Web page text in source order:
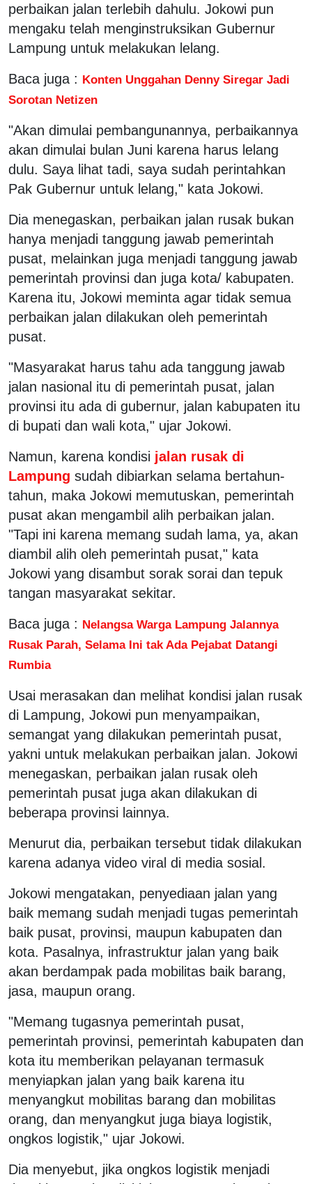
perbaikan jalan terlebih dahulu. Jokowi pun
mengaku telah menginstruksikan Gubernur
Lampung untuk melakukan lelang.
Baca juga : Konten Unggahan Denny Siregar Jadi
Sorotan Netizen
"Akan dimulai pembangunannya, perbaikannya
akan dimulai bulan Juni karena harus lelang
dulu. Saya lihat tadi, saya sudah perintahkan
Pak Gubernur untuk lelang," kata Jokowi.
Dia menegaskan, perbaikan jalan rusak bukan
hanya menjadi tanggung jawab pemerintah
pusat, melainkan juga menjadi tanggung jawab
pemerintah provinsi dan juga kota/ kabupaten.
Karena itu, Jokowi meminta agar tidak semua
perbaikan jalan dilakukan oleh pemerintah
pusat.
"Masyarakat harus tahu ada tanggung jawab
jalan nasional itu di pemerintah pusat, jalan
provinsi itu ada di gubernur, jalan kabupaten itu
di bupati dan wali kota," ujar Jokowi.
Namun, karena kondisi jalan rusak di
Lampung sudah dibiarkan selama bertahun-
tahun, maka Jokowi memutuskan, pemerintah
pusat akan mengambil alih perbaikan jalan.
"Tapi ini karena memang sudah lama, ya, akan
diambil alih oleh pemerintah pusat," kata
Jokowi yang disambut sorak sorai dan tepuk
tangan masyarakat sekitar.
Baca juga : Nelangsa Warga Lampung Jalannya
Rusak Parah, Selama Ini tak Ada Pejabat Datangi
Rumbia
Usai merasakan dan melihat kondisi jalan rusak
di Lampung, Jokowi pun menyampaikan,
semangat yang dilakukan pemerintah pusat,
yakni untuk melakukan perbaikan jalan. Jokowi
menegaskan, perbaikan jalan rusak oleh
pemerintah pusat juga akan dilakukan di
beberapa provinsi lainnya.
Menurut dia, perbaikan tersebut tidak dilakukan
karena adanya video viral di media sosial.
Jokowi mengatakan, penyediaan jalan yang
baik memang sudah menjadi tugas pemerintah
baik pusat, provinsi, maupun kabupaten dan
kota. Pasalnya, infrastruktur jalan yang baik
akan berdampak pada mobilitas baik barang,
jasa, maupun orang.
"Memang tugasnya pemerintah pusat,
pemerintah provinsi, pemerintah kabupaten dan
kota itu memberikan pelayanan termasuk
menyiapkan jalan yang baik karena itu
menyangkut mobilitas barang dan mobilitas
orang, dan menyangkut juga biaya logistik,
ongkos logistik," ujar Jokowi.
Dia menyebut, jika ongkos logistik menjadi